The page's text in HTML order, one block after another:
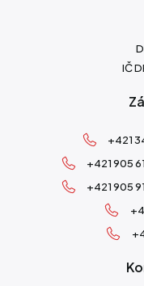
IČ
+421
+421 905
+421 905